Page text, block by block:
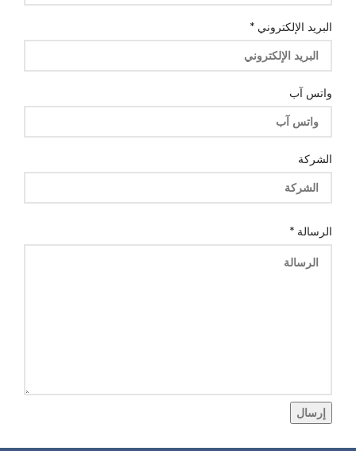
البريد الإلكتروني *
واتس آب
الشركة
الرسالة *
إرسال